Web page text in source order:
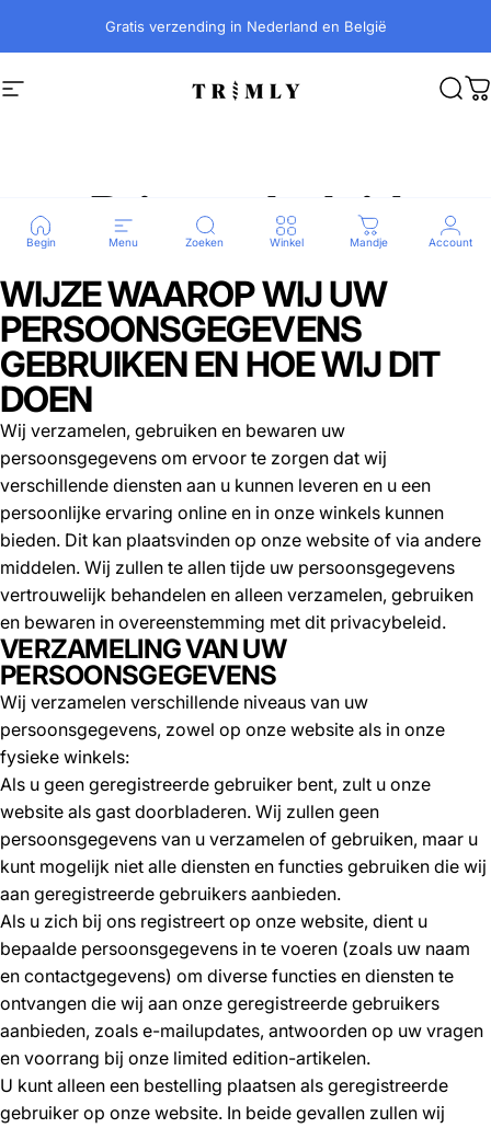
Gratis verzending in Nederland en België
Site navigatie Trimly
Begin Menu Zoeken Winkel Mandje Account
Privacy beleid
WIJZE WAAROP WIJ UW
PERSOONSGEGEVENS
GEBRUIKEN EN HOE WIJ DIT
DOEN
Wij verzamelen, gebruiken en bewaren uw
persoonsgegevens om ervoor te zorgen dat wij
verschillende diensten aan u kunnen leveren en u een
persoonlijke ervaring online en in onze winkels kunnen
bieden. Dit kan plaatsvinden op onze website of via andere
middelen. Wij zullen te allen tijde uw persoonsgegevens
vertrouwelijk behandelen en alleen verzamelen, gebruiken
en bewaren in overeenstemming met dit privacybeleid.
VERZAMELING VAN UW
PERSOONSGEGEVENS
Wij verzamelen verschillende niveaus van uw
persoonsgegevens, zowel op onze website als in onze
fysieke winkels:
Als u geen geregistreerde gebruiker bent, zult u onze
website als gast doorbladeren. Wij zullen geen
persoonsgegevens van u verzamelen of gebruiken, maar u
kunt mogelijk niet alle diensten en functies gebruiken die wij
aan geregistreerde gebruikers aanbieden.
Als u zich bij ons registreert op onze website, dient u
bepaalde persoonsgegevens in te voeren (zoals uw naam
en contactgegevens) om diverse functies en diensten te
ontvangen die wij aan onze geregistreerde gebruikers
aanbieden, zoals e-mailupdates, antwoorden op uw vragen
en voorrang bij onze limited edition-artikelen.
U kunt alleen een bestelling plaatsen als geregistreerde
gebruiker op onze website. In beide gevallen zullen wij